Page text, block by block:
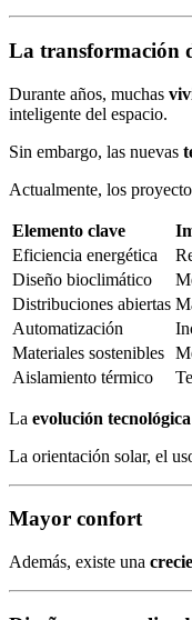
La transformación
Durante años, muchas
inteligente del espacio.
Sin embargo, las nuevas
Actualmente, los
Elemento clave
Eficiencia energética
Diseño bioclimático
Distribuciones abiertas
Automatización
Materiales sostenibles
Aislamiento térmico
La evolución tecnológica
La orientación solar, el
Mayor confort
Además, existe una